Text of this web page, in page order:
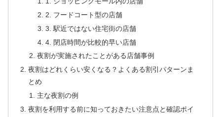
2. フードコート型の店舗
3. 駅近ではない住宅街の店舗
4. 閉店時間が比較的早い店舗
夜割が実施されたことがある店舗事例
夜割はどれくらい安くなる？よくある割引パターンま
とめ
主な夜割の例
夜割を利用する前に知っておきたい注意点と確認ポイ